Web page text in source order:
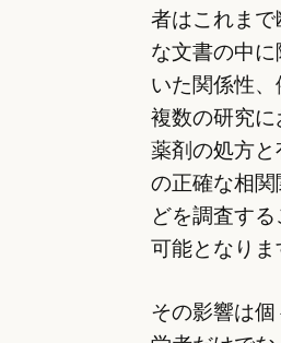
者はこれまで
な文書の中に
いた関係性
複数の研究に
薬剤の処方と
の正確な相関
どを調査す
可能となりま
その影響は